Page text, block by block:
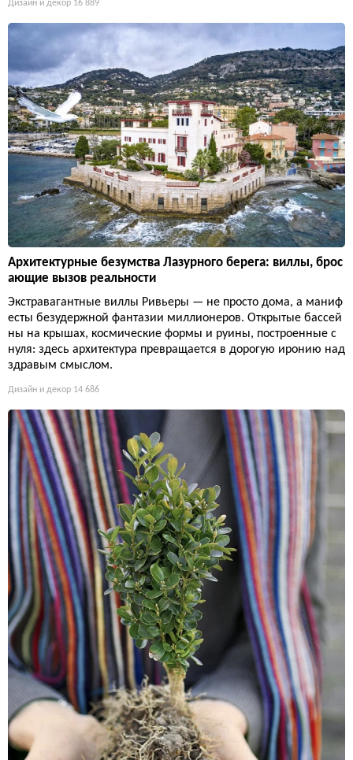
Дизайн и декор 16 889
Архитектурные безумства Лазурного берега: виллы, брос
ающие вызов реальности
Экстравагантные виллы Ривьеры — не просто дома, а маниф
есты безудержной фантазии миллионеров. Открытые бассей
ны на крышах, космические формы и руины, построенные с
нуля: здесь архитектура превращается в дорогую иронию над
здравым смыслом.
Дизайн и декор 14 686